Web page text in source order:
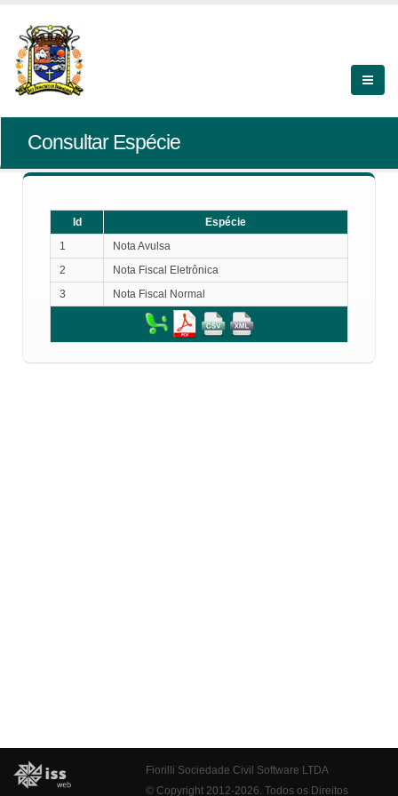
Consultar Espécie
Id
Espécie
1
Nota Avulsa
2
Nota Fiscal Eletrônica
3
Nota Fiscal Normal
Fiorilli Sociedade Civil Software LTDA
© Copyright 2012-2026. Todos os Direitos